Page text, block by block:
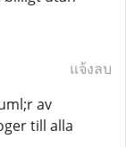
แจ้งลบ
av
till alla